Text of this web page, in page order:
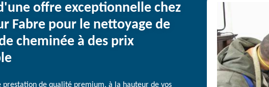
offre exceptionnelle chez
Fabre pour le nettoyage de
cheminée à des prix
prestation de qualité premium, à la hauteur de vos